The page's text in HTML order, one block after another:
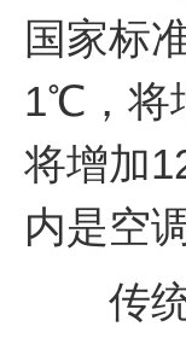
国家标
1℃，将
将增加
内是空
传统